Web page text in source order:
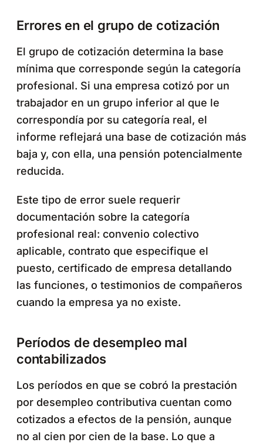
Errores en el grupo de cotización
El grupo de cotización determina la base
mínima que corresponde según la categoría
profesional. Si una empresa cotizó por un
trabajador en un grupo inferior al que le
correspondía por su categoría real, el
informe reflejará una base de cotización más
baja y, con ella, una pensión potencialmente
reducida.
Este tipo de error suele requerir
documentación sobre la categoría
profesional real: convenio colectivo
aplicable, contrato que especifique el
puesto, certificado de empresa detallando
las funciones, o testimonios de compañeros
cuando la empresa ya no existe.
Períodos de desempleo mal
contabilizados
Los períodos en que se cobró la prestación
por desempleo contributiva cuentan como
cotizados a efectos de la pensión, aunque
no al cien por cien de la base. Lo que a